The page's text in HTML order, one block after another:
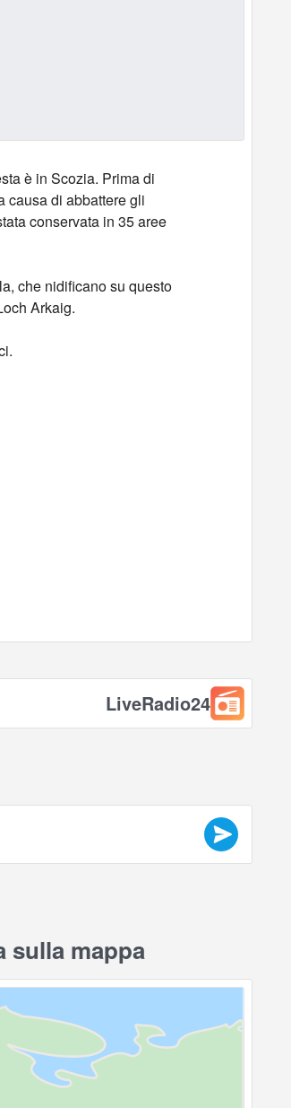
è in Scozia. Prima di
causa di abbattere gli
conservata in 35 aree
che nidificano su questo
Arkaig.
LiveRadio24
sulla mappa